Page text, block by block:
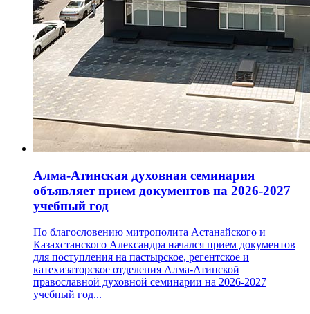
Алма-Атинская духовная семинария
объявляет прием документов на 2026-2027
учебный год
По благословению митрополита Астанайского и
Казахстанского Александра начался прием документов
для поступления на пастырское, регентское и
катехизаторское отделения Алма-Атинской
православной духовной семинарии на 2026-2027
учебный год...